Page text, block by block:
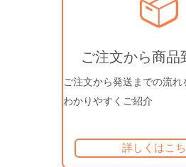
ご注文から商品
ご注文から発送までの流れ
わかりやすくご紹介
詳しくはこ